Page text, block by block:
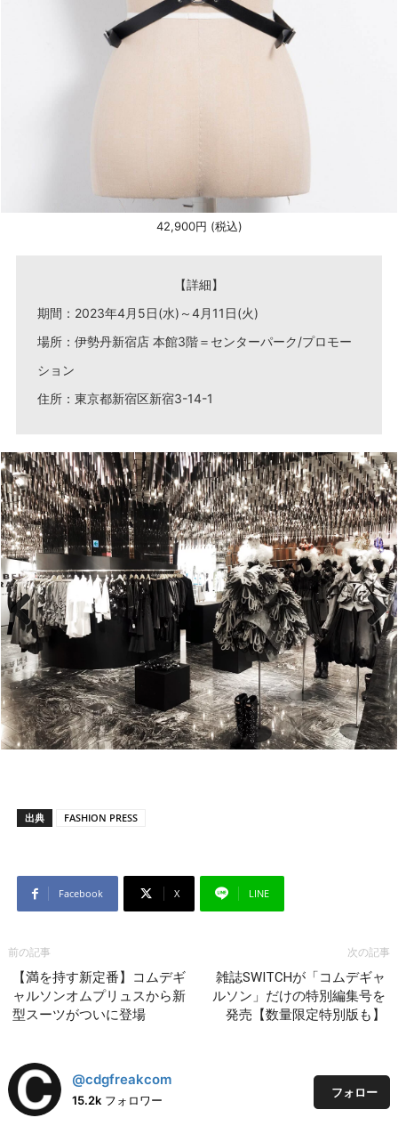
42,900円 (税込)
【詳細】
期間：2023年4月5日(水)～4月11日(火)
場所：伊勢丹新宿店 本館3階＝センターパーク/プロモー
ション
住所：東京都新宿区新宿3-14-1
Previous Next
出典 FASHION PRESS
Facebook X LINE
前の記事
【満を持す新定番】コムデギ
ャルソンオムプリュスから新
型スーツがついに登場
次の記事
雑誌SWITCHが「コムデギャ
ルソン」だけの特別編集号を
発売【数量限定特別版も】
@cdgfreakcom
15.2kフォロワー
フォロー